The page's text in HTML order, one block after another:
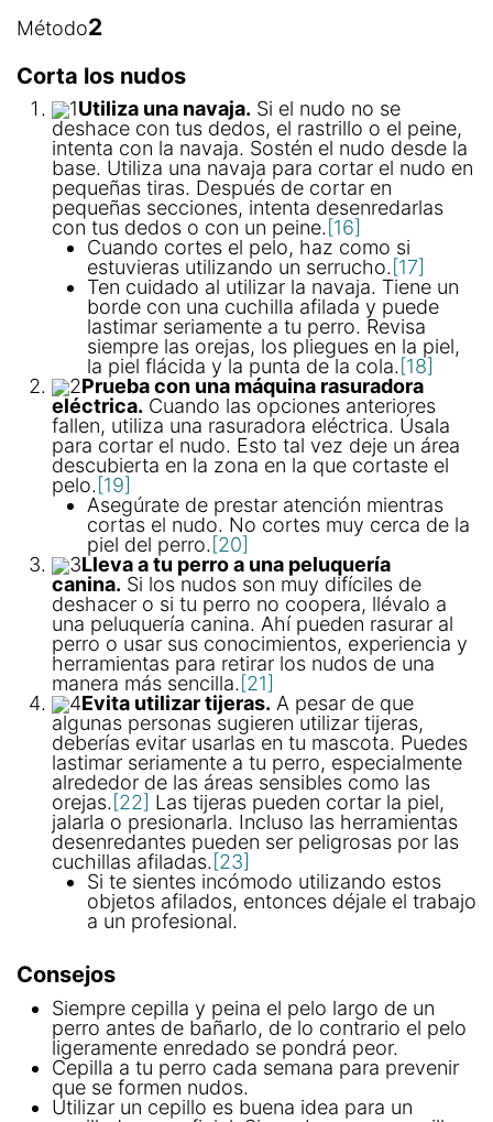
Método2
Corta los nudos
1Utiliza una navaja. Si el nudo no se
deshace con tus dedos, el rastrillo o el peine,
intenta con la navaja. Sostén el nudo desde la
base. Utiliza una navaja para cortar el nudo en
pequeñas tiras. Después de cortar en
pequeñas secciones, intenta desenredarlas
con tus dedos o con un peine.[16]
Cuando cortes el pelo, haz como si
estuvieras utilizando un serrucho.[17]
Ten cuidado al utilizar la navaja. Tiene un
borde con una cuchilla afilada y puede
lastimar seriamente a tu perro. Revisa
siempre las orejas, los pliegues en la piel,
la piel flácida y la punta de la cola.[18]
2Prueba con una máquina rasuradora
eléctrica. Cuando las opciones anteriores
fallen, utiliza una rasuradora eléctrica. Úsala
para cortar el nudo. Esto tal vez deje un área
descubierta en la zona en la que cortaste el
pelo. [19]
Asegúrate de prestar atención mientras
cortas el nudo. No cortes muy cerca de la
piel del perro. [20]
3Lleva a tu perro a una peluquería
canina. Si los nudos son muy difíciles de
deshacer o si tu perro no coopera, llévalo a
una peluquería canina. Ahí pueden rasurar al
perro o usar sus conocimientos, experiencia y
herramientas para retirar los nudos de una
manera más sencilla. [21]
4Evita utilizar tijeras. A pesar de que
algunas personas sugieren utilizar tijeras,
deberías evitar usarlas en tu mascota. Puedes
lastimar seriamente a tu perro, especialmente
alrededor de las áreas sensibles como las
orejas. [22] Las tijeras pueden cortar la piel,
jalarla o presionarla. Incluso las herramientas
desenredantes pueden ser peligrosas por las
cuchillas afiladas. [23]
Si te sientes incómodo utilizando estos
objetos afilados, entonces déjale el trabajo
a un profesional.
Consejos
Siempre cepilla y peina el pelo largo de un
perro antes de bañarlo, de lo contrario el pelo
ligeramente enredado se pondrá peor.
Cepilla a tu perro cada semana para prevenir
que se formen nudos.
Utilizar un cepillo es buena idea para un